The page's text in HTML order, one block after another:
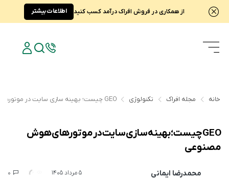
از همکاری در فروش افراک درآمد کسب کنید اطلاعات بیشتر
خانه مجله افراک تکنولوژی GEO چیست؛ بهینه سازی سایت در موتورهای هوش مصنوعی
GEO چیست؛ بهینه سازی سایت در موتورهای هوش
مصنوعی
محمدرضا ایمانی 5 مرداد 1405